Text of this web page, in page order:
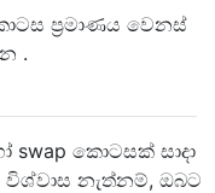
ප්‍රමාණය වෙනස්
.
කොටසක් සාදා
නැත්නම්, ඔබට